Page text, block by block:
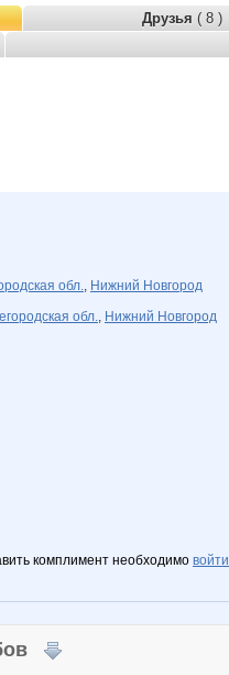
Друзья ( 8 )
обл., Нижний Новгород
обл., Нижний Новгород
комплимент необходимо войти